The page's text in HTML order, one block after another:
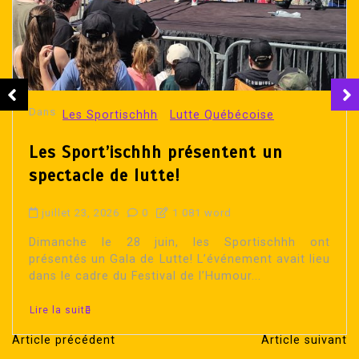
Dans Les Sportischhh Lutte Québécoise
Les Sport’ischhh présentent un
spectacle de lutte!
juillet 23, 2026 0 1 081 word
Dimanche le 28 juin, les Sportischhh ont
présentés un Gala de Lutte! L’événement avait lieu
dans le cadre du Festival de l’Humour...
Lire la suite
N
Article précédent Article suivant